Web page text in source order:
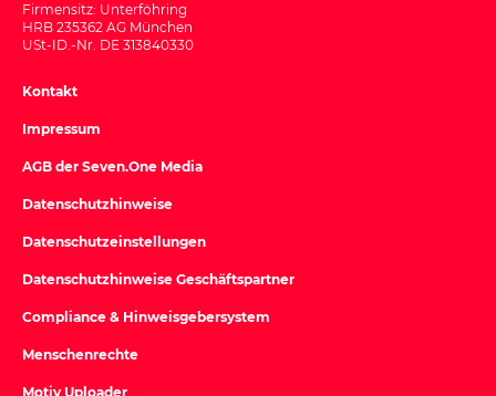
Firmensitz: Unterföhring
HRB 235362 AG München
USt-ID.-Nr. DE 313840330
Kontakt
Impressum
AGB der Seven.One Media
Datenschutzhinweise
Datenschutzeinstellungen
Datenschutzhinweise Geschäftspartner
Compliance & Hinweisgebersystem
Menschenrechte
Motiv Uploader